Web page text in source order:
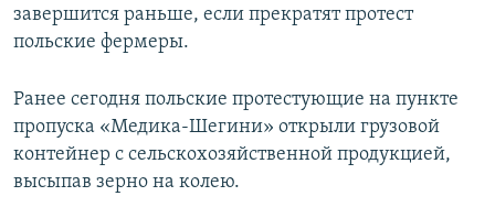
завершится раньше, если прекратят протест
польские фермеры.
Ранее сегодня польские протестующие на пункте
пропуска «Медика-Шегини» открыли грузовой
контейнер с сельскохозяйственной продукцией,
высыпав зерно на колею.